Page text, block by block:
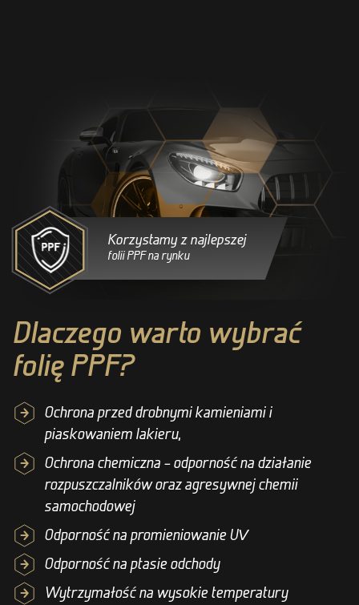
Korzystamy z najlepszej
folii PPF na rynku
Dlaczego warto wybrać
folię PPF?
Ochrona przed drobnymi kamieniami i
piaskowaniem lakieru,
Ochrona chemiczna – odporność na działanie
rozpuszczalników oraz agresywnej chemii
samochodowej
Odporność na promieniowanie UV
Odporność na ptasie odchody
Wytrzymałość na wysokie temperatury